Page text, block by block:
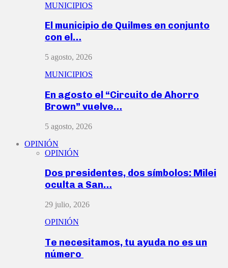
MUNICIPIOS
El municipio de Quilmes en conjunto
con el…
5 agosto, 2026
MUNICIPIOS
En agosto el “Circuito de Ahorro
Brown” vuelve…
5 agosto, 2026
OPINIÓN
OPINIÓN
Dos presidentes, dos símbolos: Milei
oculta a San…
29 julio, 2026
OPINIÓN
Te necesitamos, tu ayuda no es un
número